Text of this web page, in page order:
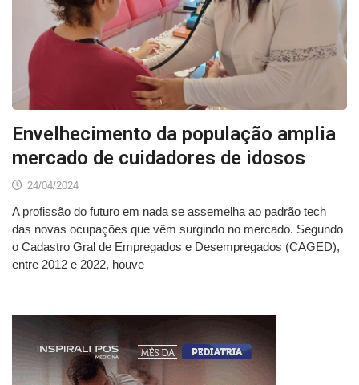
Envelhecimento da população amplia
mercado de cuidadores de idosos
24/04/2024
A profissão do futuro em nada se assemelha ao padrão tech
das novas ocupações que vêm surgindo no mercado. Segundo
o Cadastro Gral de Empregados e Desempregados (CAGED),
entre 2012 e 2022, houve